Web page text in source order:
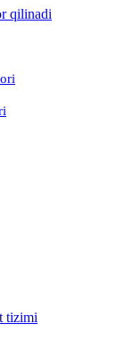
qilinadi
tizimi